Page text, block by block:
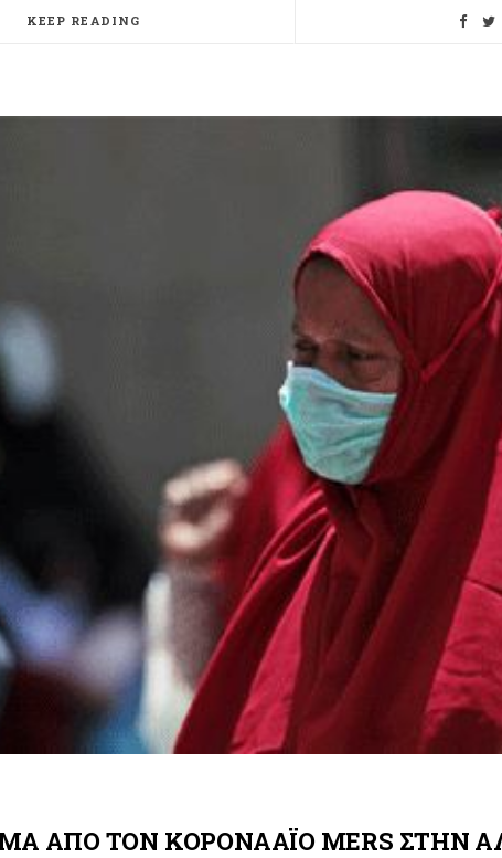
KEEP READING
ΑΠΟ ΤΟΝ ΚΟΡΟΝΑΑΪΟ MERS ΣΤΗΝ